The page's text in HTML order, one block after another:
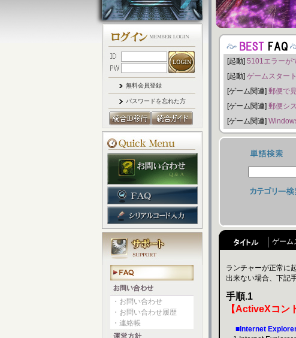
無料会員登録
パスワードを忘れた方
・お問い合わせ
・お問い合わせ履歴
・連絡帳
[起動] 5101エラーが
[起動] ゲームスター
[ゲーム関連] 郵便で
[ゲーム関連] 郵便シ
[ゲーム関連]
ゲーム
ランチャーが正常に
出来ない場合、下記
手順.1
【ActiveXコン
■Internet